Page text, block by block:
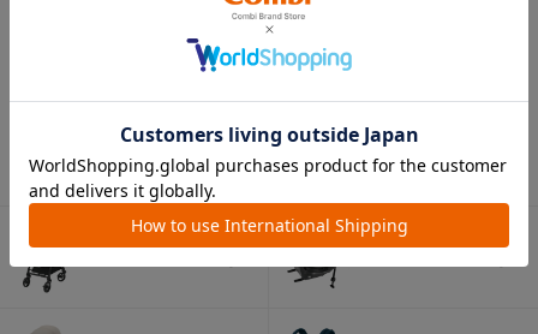
CATEGORY
カテゴリー
（コンビ）